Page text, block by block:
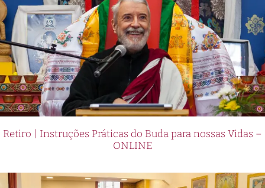
Retiro | Instruções Práticas do Buda para nossas Vidas –
ONLINE